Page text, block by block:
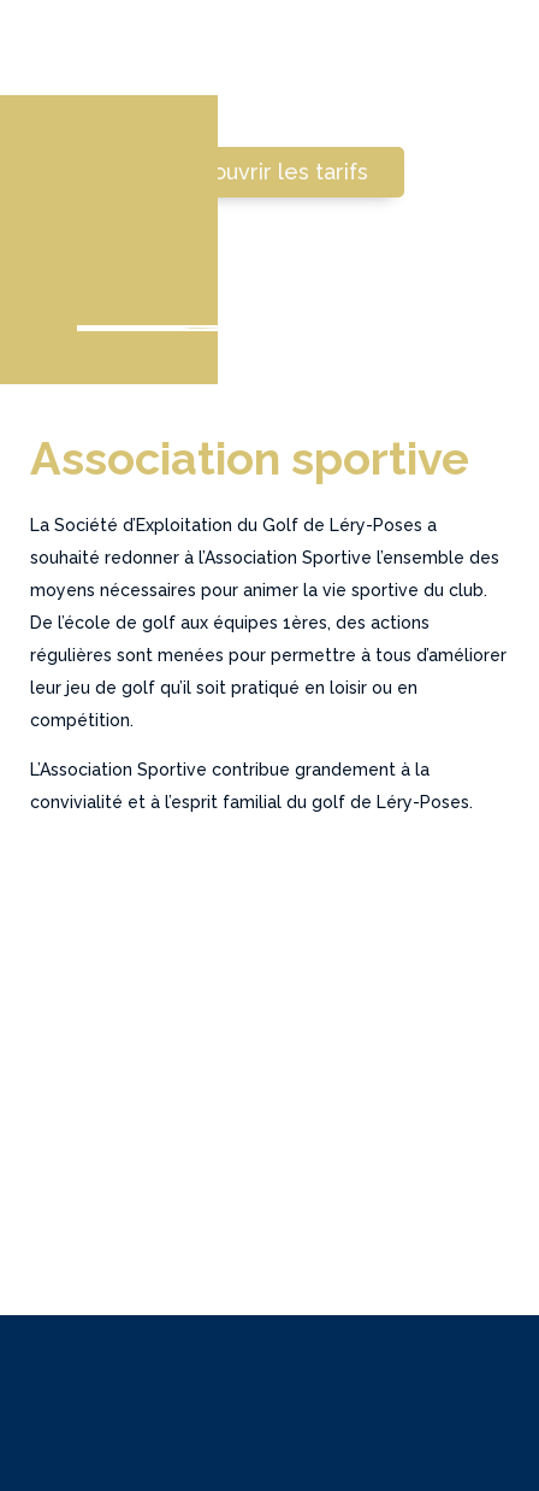
Découvrir les tarifs
Association sportive
La Société d’Exploitation du Golf de Léry-Poses a
souhaité redonner à l’Association Sportive l’ensemble des
moyens nécessaires pour animer la vie sportive du club.
De l’école de golf aux équipes 1ères, des actions
régulières sont menées pour permettre à tous d’améliorer
leur jeu de golf qu’il soit pratiqué en loisir ou en
compétition.
L’Association Sportive contribue grandement à la
convivialité et à l’esprit familial du golf de Léry-Poses.